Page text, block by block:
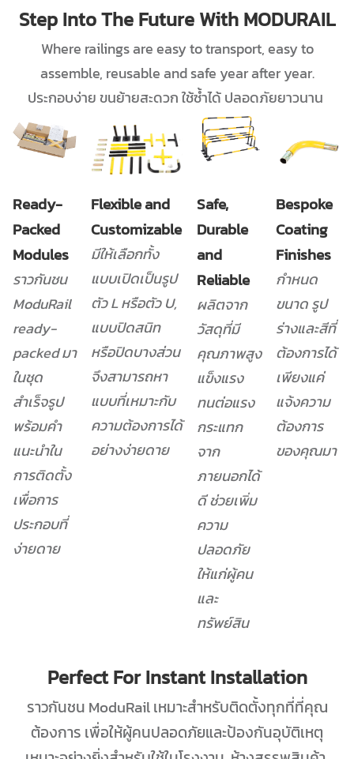
Step Into The Future With MODURAIL
Where railings are easy to transport, easy to
assemble, reusable and safe year after year.
ประกอบง่าย ขนย้ายสะดวก ใช้ซ้ำได้ ปลอดภัยยาวนาน
Ready-
Packed
Modules
ราวกันชน
ModuRail
ready-
packed มา
ในชุด
สำเร็จรูป
พร้อมคำ
แนะนำใน
การติดตั้ง
เพื่อการ
ประกอบที่
ง่ายดาย
Flexible and
Customizable
มีให้เลือกทั้ง
แบบเปิดเป็นรูป
ตัว L หรือตัว U,
แบบปิดสนิท
หรือปิดบางส่วน
จึงสามารถหา
แบบที่เหมาะกับ
ความต้องการได้
อย่างง่ายดาย
Safe,
Durable
and
Reliable
ผลิตจาก
วัสดุที่มี
คุณภาพสูง
แข็งแรง
ทนต่อแรง
กระแทก
จาก
ภายนอกได้
ดี ช่วยเพิ่ม
ความ
ปลอดภัย
ให้แก่ผู้คน
และ
ทรัพย์สิน
Bespoke
Coating
Finishes
กำหนด
ขนาด รูป
ร่างและสีที่
ต้องการได้
เพียงแค่
แจ้งความ
ต้องการ
ของคุณมา
Perfect For Instant Installation
ราวกันชน ModuRail เหมาะสำหรับติดตั้งทุกที่ที่คุณ
ต้องการ เพื่อให้ผู้คนปลอดภัยและป้องกันอุบัติเหตุ